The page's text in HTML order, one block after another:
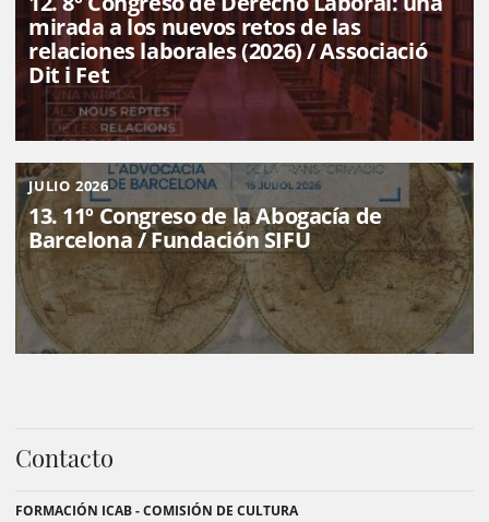
mirada a los nuevos retos de las
relaciones laborales (2026) / Associació
Dit i Fet
JULIO 2026
13. 11º Congreso de la Abogacía de
Barcelona / Fundación SIFU
Contacto
FORMACIÓN ICAB - COMISIÓN DE CULTURA